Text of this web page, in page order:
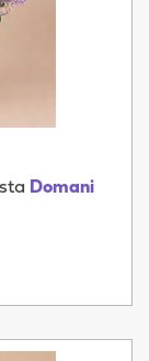
Domani